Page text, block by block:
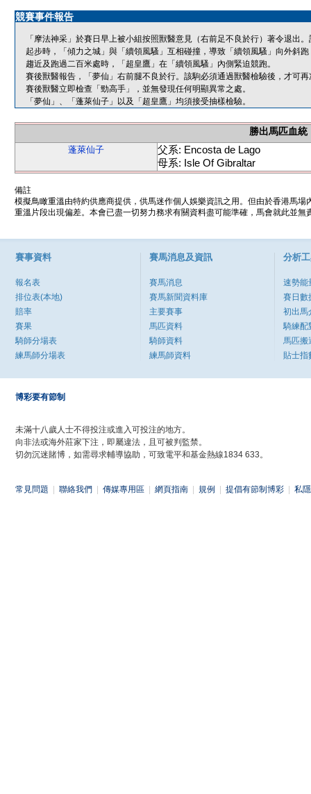
競賽事件報告
「摩法神采」於賽日早上被小組按照獸醫意見（右前足不良於行）著令退出
起步時，「傾力之城」與「續領風騷」互相碰撞，導致「續領風騷」向外斜
趨近及跑過二百米處時，「超皇鷹」在「續領風騷」內側緊迫競跑。
賽後獸醫報告，「夢仙」右前腿不良於行。該駒必須通過獸醫檢驗後，才可再
賽後獸醫立即檢查「勁高手」，並無發現任何明顯異常之處。
「夢仙」、「蓬萊仙子」以及「超皇鷹」均須接受抽樣檢驗。
勝出馬匹血統
蓬萊仙子
父系: Encosta de Lago
母系: Isle Of Gibraltar
備註
模擬鳥瞰重溫由特約供應商提供，供馬迷作個人娛樂資訊之用。但由於香港馬
重溫片段出現偏差。本會已盡一切努力務求有關資料盡可能準確，馬會就此並
賽事資料
報名表
排位表(本地)
賠率
賽果
騎師分場表
練馬師分場表
賽馬消息及資訊
賽馬消息
賽馬新聞資料庫
主要賽事
馬匹資料
騎師資料
練馬師資料
分析
速勢能
賽日數
初出馬
騎練配
馬匹搬
貼士指
博彩要有節制
未滿十八歲人士不得投注或進入可投注的地方。
向非法或海外莊家下注，即屬違法，且可被判監禁。
切勿沉迷賭博，如需尋求輔導協助，可致電平和基金熱線1834 633。
常見問題 聯絡我們 傳媒專用區 網頁指南 規例 提倡有節制博彩 私